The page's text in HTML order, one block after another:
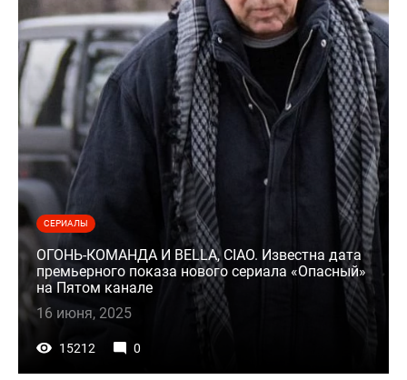
СЕРИАЛЫ
ОГОНЬ-КОМАНДА И BELLA, CIAO. Известна дата
премьерного показа нового сериала «Опасный»
на Пятом канале
16 июня, 2025
15212 0